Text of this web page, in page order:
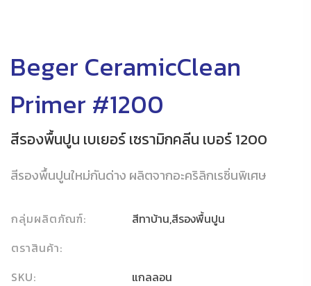
Beger CeramicClean
Primer #1200
สีรองพื้นปูน เบเยอร์ เซรามิกคลีน เบอร์ 1200
สีรองพื้นปูนใหม่กันด่าง ผลิตจากอะคริลิกเรซิ่นพิเศษ
กลุ่มผลิตภัณฑ์:
สีทาบ้าน,สีรองพื้นปูน
ตราสินค้า:
SKU:
แกลลอน